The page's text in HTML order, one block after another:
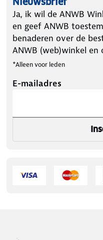
Ja, ik wil de ANWB
en geef ANWB
benaderen over de
ANWB (web)winkel en
*Alleen voor leden
E-mailadres